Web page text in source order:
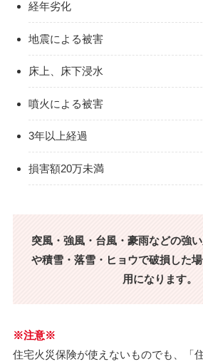
経年劣化
地震による被害
床上、床下浸水
噴火による被害
3年以上経過
損害額20万未満
突風・強風・台風・豪雨などの強
や積雪・落雪・ヒョウで破損した
用になります。
※注意※
住宅火災保険が使えないものでも、「